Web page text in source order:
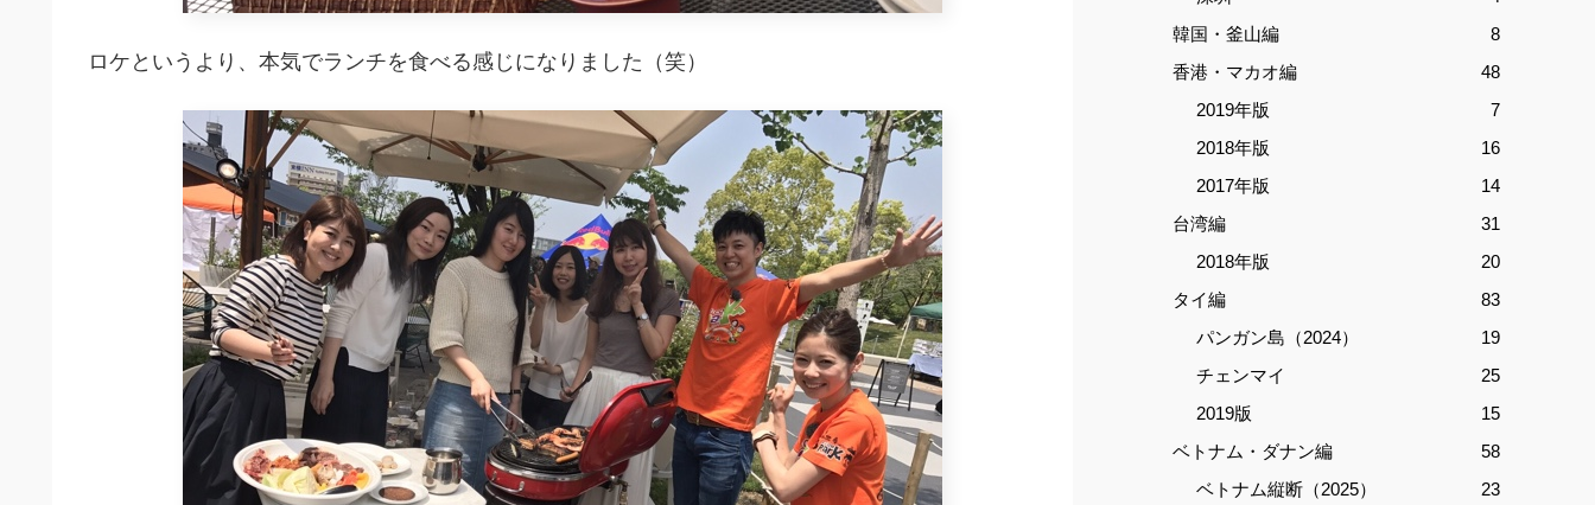
ロケというより、本気でランチを食べる感じになりました（笑）
韓国・釜山編
8
香港・マカオ編
48
2019年版
7
2018年版
16
2017年版
14
台湾編
31
2018年版
20
タイ編
83
パンガン島（2024）
19
チェンマイ
25
2019版
15
ベトナム・ダナン編
58
ベトナム縦断（2025）
23